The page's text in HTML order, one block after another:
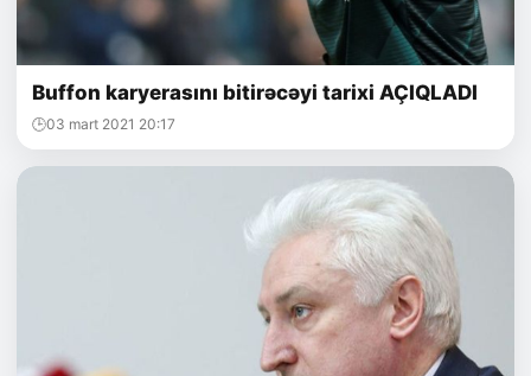
Buffon karyerasını bitirəcəyi tarixi AÇIQLADI
03 mart 2021 20:17